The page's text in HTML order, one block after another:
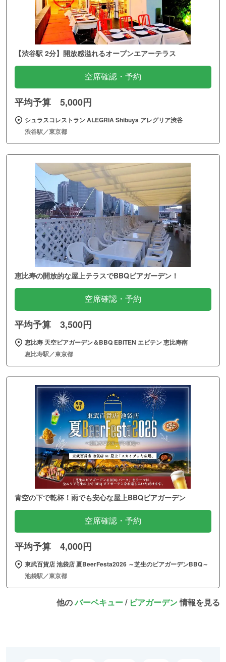
【渋谷駅 2分】開放感溢れるオープンエアーテラス
空席確認・予約
平均予算 5,000円
シュラスコレストラン ALEGRIA Shibuya アレグリア渋谷
渋谷駅／東京都
恵比寿の開放的な屋上テラスでBBQビアガーデン！
空席確認・予約
平均予算 3,500円
恵比寿 天空ビアガーデン＆BBQ EBITEN エビテン 恵比寿南
恵比寿駅／東京都
青空の下で乾杯！雨でも安心な屋上BBQビアガーデン
空席確認・予約
平均予算 4,000円
東武百貨店 池袋店 夏BeerFesta2026 ～芝生のビアガーデンBBQ～
池袋駅／東京都
他のバーベキュー/ ビアガーデン情報を見る